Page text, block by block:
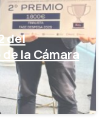
del
la Cámara